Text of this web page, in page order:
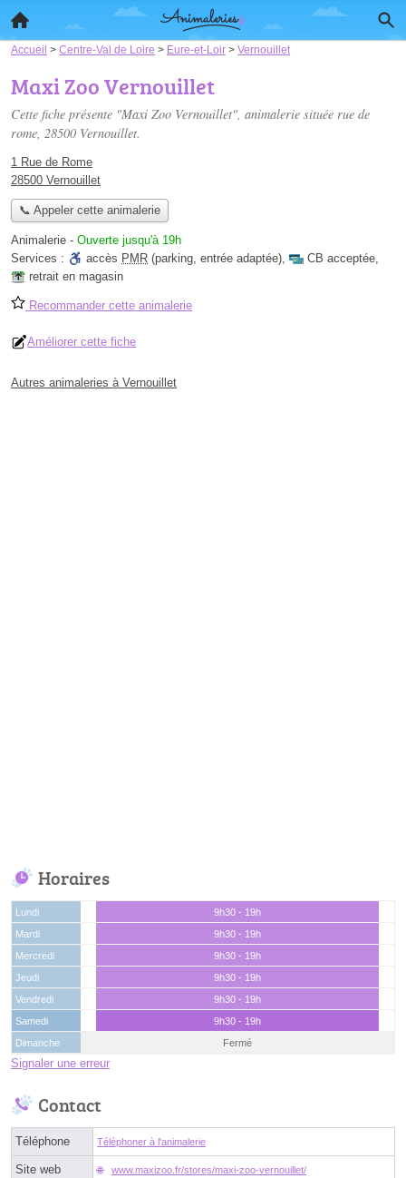
Accueil > Centre-Val de Loire > Eure-et-Loir > Vernouillet
Maxi Zoo Vernouillet
Cette fiche présente "Maxi Zoo Vernouillet", animalerie située rue de
rome, 28500 Vernouillet.
1 Rue de Rome
28500 Vernouillet
📞 Appeler cette animalerie
Animalerie - Ouverte jusqu'à 19h
Services :
accès PMR (parking, entrée adaptée), CB acceptée,
retrait en magasin
Recommander cette animalerie
Améliorer cette fiche
Autres animaleries à Vernouillet
Horaires
Lundi
9h30 - 19h
Mardi
9h30 - 19h
Mercredi
9h30 - 19h
Jeudi
9h30 - 19h
Vendredi
9h30 - 19h
Samedi
9h30 - 19h
Dimanche
Fermé
Signaler une erreur
Contact
Téléphone Téléphoner à l'animalerie
Site web www.maxizoo.fr/stores/maxi-zoo-vernouillet/